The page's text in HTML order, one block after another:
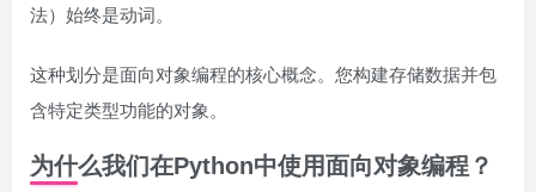
法）始终是动词。
这种划分是面向对象编程的核心概念。您构建存储数据并包
含特定类型功能的对象。
为什么我们在Python中使用面向对象编程？